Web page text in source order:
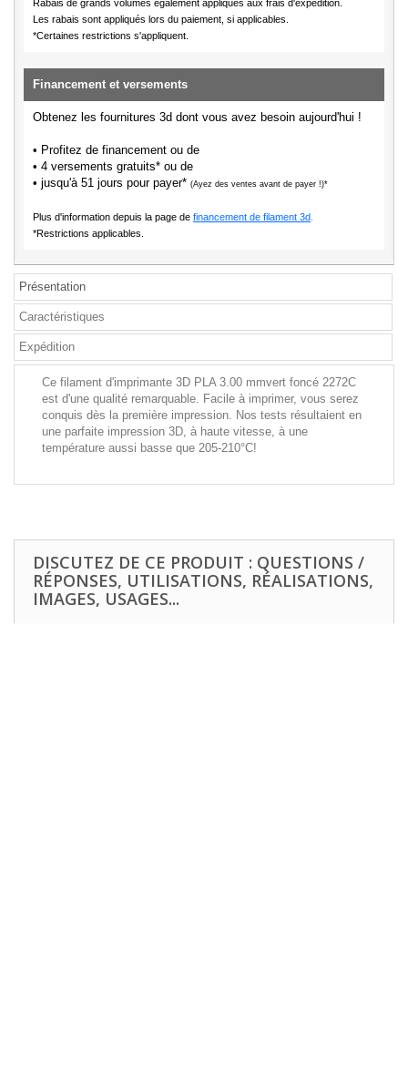
Rabais de grands volumes également appliqués aux frais d'expédition.
Les rabais sont appliqués lors du paiement, si applicables.
*Certaines restrictions s'appliquent.
Financement et versements
Obtenez les fournitures 3d dont vous avez besoin aujourd'hui !
• Profitez de financement ou de
• 4 versements gratuits* ou de
• jusqu'à 51 jours pour payer* (Ayez des ventes avant de payer !)*
Plus d'information depuis la page de financement de filament 3d
*Restrictions applicables.
Présentation
Caractéristiques
Expédition
Ce filament d'imprimante 3D PLA 3.00 mmvert foncé 2272C
est d'une qualité remarquable. Facile à imprimer, vous serez
conquis dès la première impression. Nos tests résultaient en
une parfaite impression 3D, à haute vitesse, à une
température aussi basse que 205-210°C!
DISCUTEZ DE CE PRODUIT : QUESTIONS /
RÉPONSES, UTILISATIONS, RÉALISATIONS,
IMAGES, USAGES...